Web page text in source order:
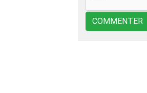
COMMENTER